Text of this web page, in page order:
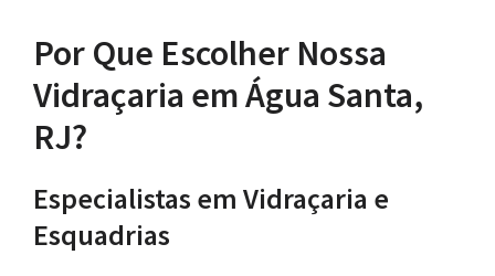
Por Que Escolher Nossa
Vidraçaria em Água Santa,
RJ?
Especialistas em Vidraçaria e
Esquadrias